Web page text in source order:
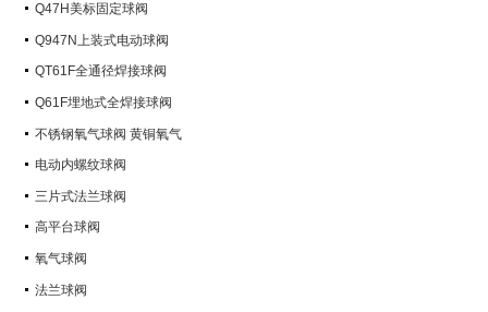
Q47H美标固定球阀
Q947N上装式电动球阀
QT61F全通径焊接球阀
Q61F埋地式全焊接球阀
不锈钢氧气球阀 黄铜氧气
电动内螺纹球阀
三片式法兰球阀
高平台球阀
氧气球阀
法兰球阀